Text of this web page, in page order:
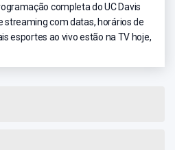
completa do UC Davis
streaming com datas, horários de
esportes ao vivo estão na TV hoje,